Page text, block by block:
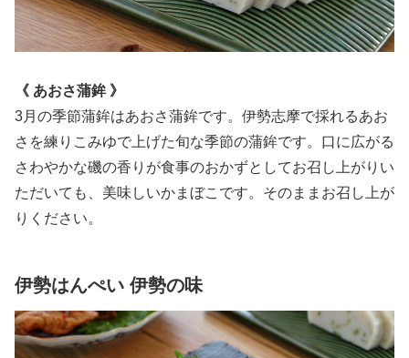
《 あおさ蒲鉾》
3月の季節蒲鉾はあおさ蒲鉾です。伊勢志摩で採れるあお
さを練りこみゆで上げた旬な季節の蒲鉾です。口に広がる
さわやかな磯の香りが食事のおかずとしてお召し上がりい
ただいても、美味しいかまぼこです。そのままお召し上が
りください。
伊勢はんぺい 伊勢の味